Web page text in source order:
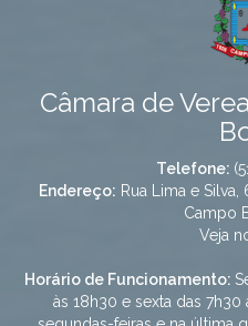
Câmara de
Telefone:
Endereço: Rua Lima e
Campo
Veja
Horário de Funcionamento:
às 18h30 e sexta das 7h30